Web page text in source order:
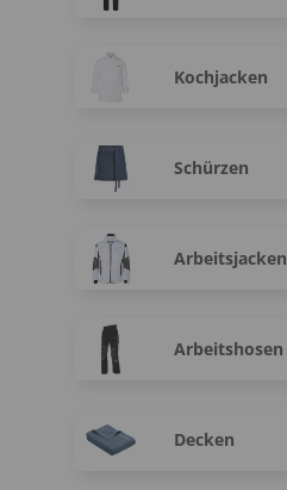
Kochjacken
Schürzen
Arbeitsjacken
Arbeitshosen
Decken